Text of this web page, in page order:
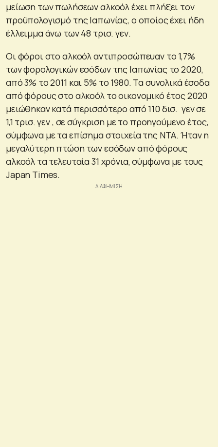
μείωση των πωλήσεων αλκοόλ έχει πλήξει τον
προϋπολογισμό της Ιαπωνίας, ο οποίος έχει ήδη
έλλειμμα άνω των 48 τρισ. γεν.
Οι φόροι στο αλκοόλ αντιπροσώπευαν το 1,7%
των φορολογικών εσόδων της Ιαπωνίας το 2020,
από 3% το 2011 και 5% το 1980. Τα συνολικά έσοδα
από φόρους στο αλκοόλ το οικονομικό έτος 2020
μειώθηκαν κατά περισσότερο από 110 δισ. γεν σε
1,1 τρισ. γεν , σε σύγκριση με το προηγούμενο έτος,
σύμφωνα με τα επίσημα στοιχεία της NTA. Ήταν η
μεγαλύτερη πτώση των εσόδων από φόρους
αλκοόλ τα τελευταία 31 χρόνια, σύμφωνα με τους
Japan Times.